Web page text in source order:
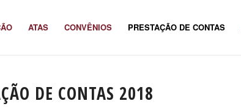
ATAS CONVÊNIOS PRESTAÇÃO DE CONTAS
DE CONTAS 2018